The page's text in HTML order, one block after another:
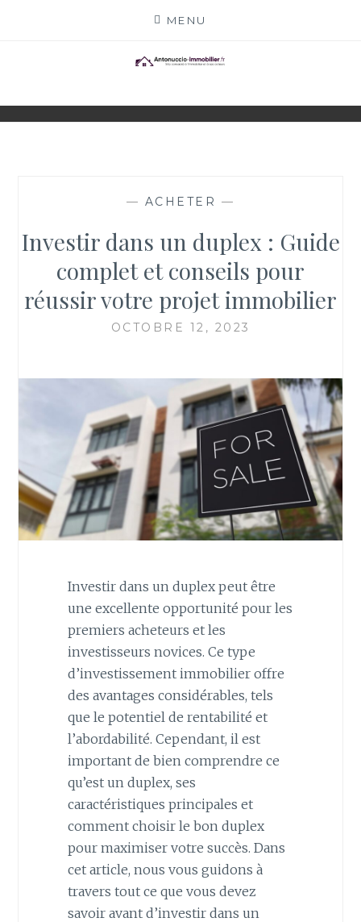
MENU
ANTONUCCIO-
IMMOBILIER.FR
ACTEURS
— ACHETER —
Investir dans un duplex : Guide
complet et conseils pour
réussir votre projet immobilier
OCTOBRE 12, 2023
Investir dans un duplex peut être
une excellente opportunité pour les
premiers acheteurs et les
investisseurs novices. Ce type
d’investissement immobilier offre
des avantages considérables, tels
que le potentiel de rentabilité et
l’abordabilité. Cependant, il est
important de bien comprendre ce
qu’est un duplex, ses
caractéristiques principales et
comment choisir le bon duplex
pour maximiser votre succès. Dans
cet article, nous vous guidons à
travers tout ce que vous devez
savoir avant d’investir dans un